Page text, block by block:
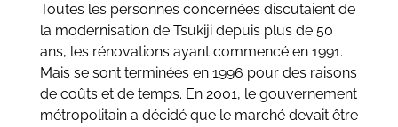
Toutes les personnes concernées discutaient de
la modernisation de Tsukiji depuis plus de 50
ans, les rénovations ayant commencé en 1991.
Mais se sont terminées en 1996 pour des raisons
de coûts et de temps. En 2001, le gouvernement
métropolitain a décidé que le marché devait être